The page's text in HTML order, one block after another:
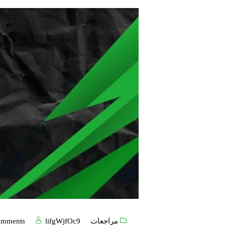
مراجعات lifgWjfOc9